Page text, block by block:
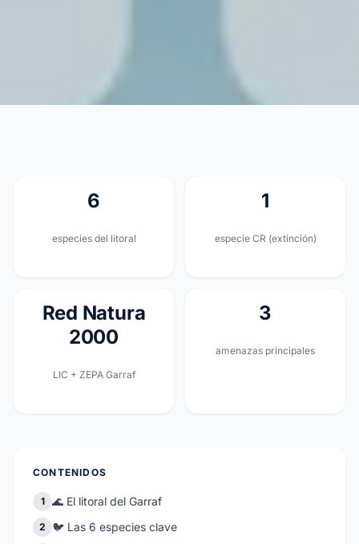
6
especies del litoral
1
especie CR (extinción)
Red Natura
2000
LIC + ZEPA Garraf
3
amenazas principales
CONTENIDOS
1 🌊 El litoral del Garraf
2 🐦 Las 6 especies clave